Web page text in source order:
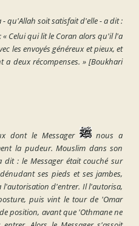
qu'Allah soit satisfait d'elle - a dit :
« Celui qui lit le Coran alors qu'il l'a
les envoyés généreux et pieux, et
a deux récompenses. » [Boukhari
dont le Messager
nous a
la pudeur. Mouslim dans son
: le Messager était couché sur
ses pieds et ses jambes,
l'autorisation d'entrer. Il l'autorisa,
puis vint le tour de 'Omar
position, avant que 'Othmane ne